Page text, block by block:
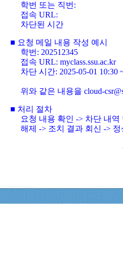
학번 또는 직번:
접속 URL:
차단된 시간
■ 요청 메일 내용 작성 예시
학번: 202512345
접속 URL: myclass.ssu.ac.kr
차단 시간: 2025-05-01 10:30
위와 같은 내용을 cloud-
■ 처리 절차
요청 내용 확인 -> 차단 내
해제 -> 조치 결과 회신 ->